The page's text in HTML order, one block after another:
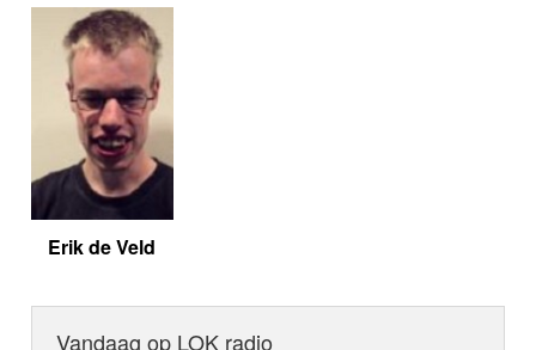
Erik de Veld
Vandaag op LOK radio